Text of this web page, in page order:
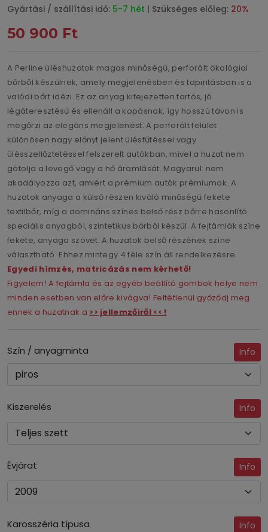
Gyártási / szállítási idő: 5-7 hét | Szükséges előleg: 20%
50 900 Ft
A Perline üléshuzatok magas minőségű, perforált ökológiai
bőrből készülnek, amely megjelenésben és tapintásban is a
valódi bőrt idézi. Ez az anyag kifejezetten tartós, jó
légáteresztésű és ellenáll a kopásnak, így hosszú távon is
megőrzi az elegáns megjelenést. A perforált felület
különösen nagy előnyt jelent ülésfűtéssel vagy
ülésszellőztetéssel felszerelt autókban, mivel a huzat nem
gátolja a levegő vagy a hő áramlását. Magyarul: nem
akadályozza azt, amiért a prémium autók prémiumok. A
huzatok anyaga a külső részen kiváló minőségű fekete
textilbőr, míg a domináns színes belső rész bőrre hasonlító
speciális anyagból, szintetikus bőrből készül. A fejtámlák színe
fekete, anyaga szövet. A huzatok belső részének színe
választható. Ehhez mintegy 4 féle szín áll rendelkezésre.
Egyedi hímzés, matricázás nem kérhető!
Figyelem! A fejtámla és az egyéb beállító gombok helye nem
minden esetben van előre kivágva! Feltétlenül győződj meg
ennek a huzatnak a >> jellemzőiről << !
Szín / anyagminta Info
Kiszerelés Info
Évjárat Info
Karosszéria típusa Info